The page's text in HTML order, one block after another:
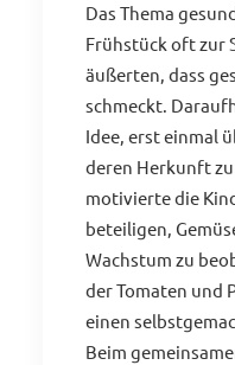
Das Thema
Frühstück oft zur
äußerten, dass
schmeckt.
Idee, erst einmal
deren Herkunft
motivierte die
beteiligen,
Wachstum zu
der Tomaten und
einen
Beim